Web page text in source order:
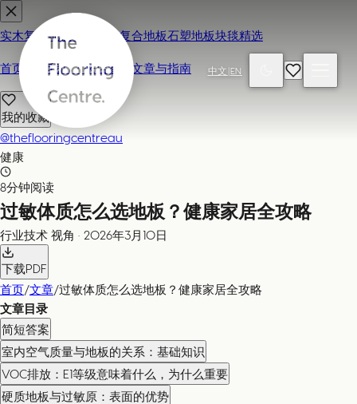
中文 |EN
实木复合地板 强化复合地板石塑地板块毯精选
首页 联系我们 / 来店参观 文章与指南
我的收藏
@theflooringcentreau
健康
8分钟阅读
过敏体质怎么选地板？健康家居全攻略
行业技术 视角 · 2026年3月10日
下载PDF
首页/文章/过敏体质怎么选地板？健康家居全攻略
文章目录
简短答案
室内空气质量与地板的关系：基础知识
VOC排放：E1等级意味着什么，为什么重要
硬质地板与过敏原：表面的优势